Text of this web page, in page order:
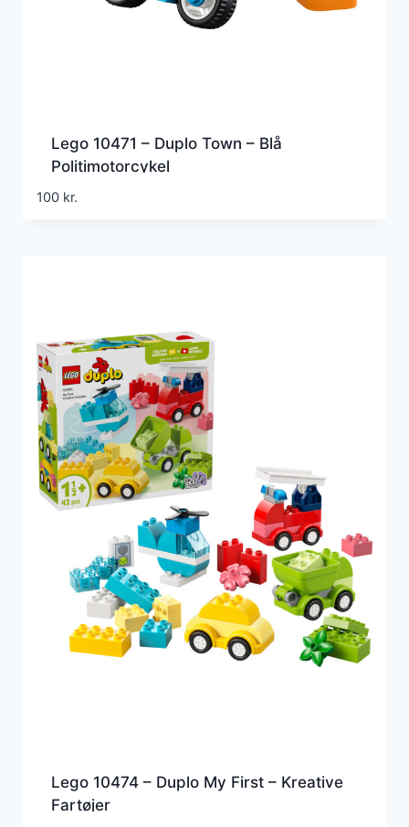
Lego 10471 – Duplo Town – Blå
Politimotorcykel
100 kr.
Lego 10474 – Duplo My First – Kreative
Fartøjer